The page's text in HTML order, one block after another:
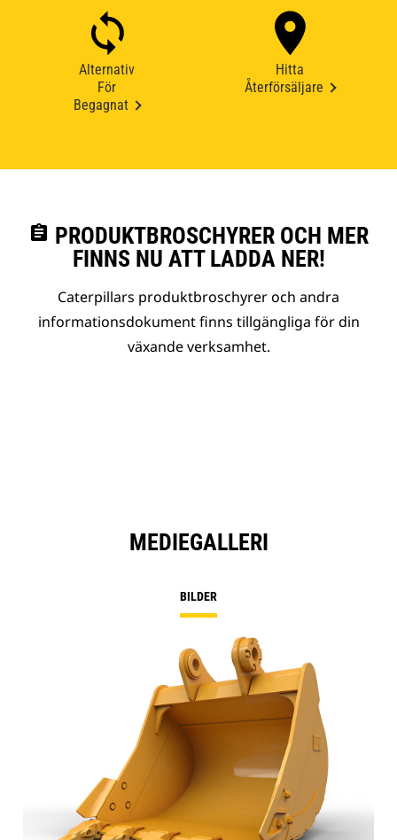
Alternativ
För
Begagnat
Hitta
Återförsäljare
assignment PRODUKTBROSCHYRER OCH MER
FINNS NU ATT LADDA NER!
Caterpillars produktbroschyrer och andra
informationsdokument finns tillgängliga för din
växande verksamhet.
MEDIEGALLERI
BILDER